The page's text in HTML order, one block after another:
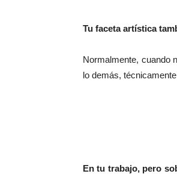
Tu faceta artística
Normalmente, cuando
lo demás,
En tu trabajo, pero